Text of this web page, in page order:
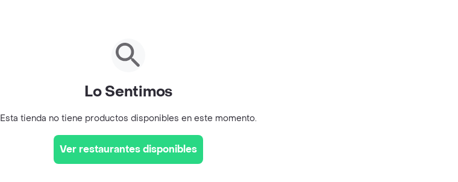
Lo Sentimos
Esta tienda no tiene productos disponibles en este momento.
Ver restaurantes disponibles